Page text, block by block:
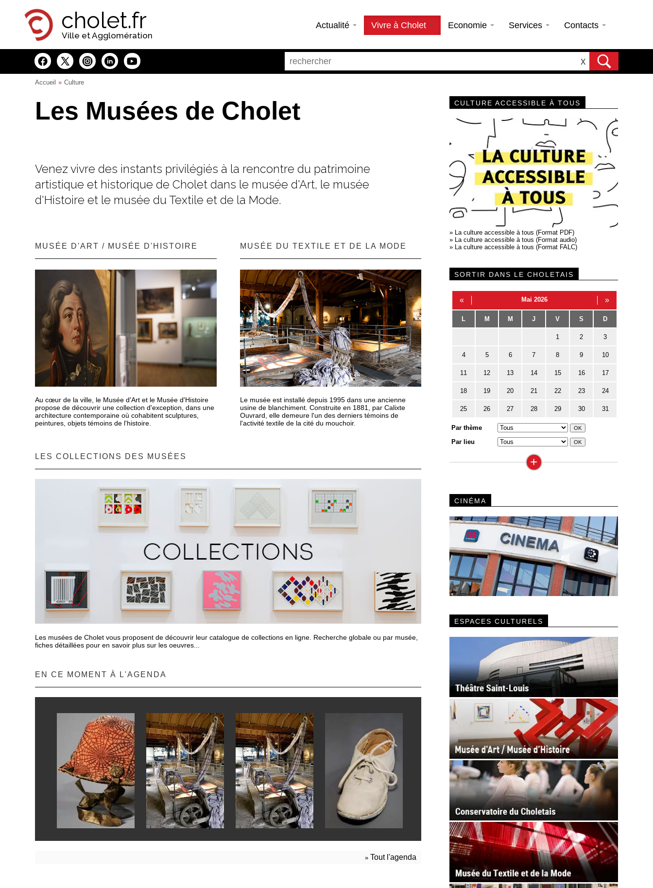
cholet.fr
Ville et Agglomération
Actualité Vivre à Cholet Economie Services Contacts
X
Accueil Culture
Les Musées de Cholet
Venez vivre des instants privilégiés à la rencontre du patrimoine
artistique et historique de Cholet dans le musée d'Art, le musée
d'Histoire et le musée du Textile et de la Mode.
MUSÉE D'ART / MUSÉE D'HISTOIRE
Au cœur de la ville, le Musée d'Art et le Musée d'Histoire
propose de découvrir une collection d'exception, dans une
architecture contemporaine où cohabitent sculptures,
peintures, objets témoins de l'histoire.
MUSÉE DU TEXTILE ET DE LA MODE
Le musée est installé depuis 1995 dans une ancienne
usine de blanchiment. Construite en 1881, par Calixte
Ouvrard, elle demeure l'un des derniers témoins de
l'activité textile de la cité du mouchoir.
LES COLLECTIONS DES MUSÉES
Les musées de Cholet vous proposent de découvrir leur catalogue de collections en ligne. Recherche globale ou par musée,
fiches détaillées pour en savoir plus sur les oeuvres...
EN CE MOMENT À L'AGENDA
» Tout l'agenda
CULTURE ACCESSIBLE À TOUS
» La culture accessible à tous (Format PDF)
» La culture accessible à tous (Format audio)
» La culture accessible à tous (Format FALC)
SORTIR DANS LE CHOLETAIS
« Mai 2026 »
L M M J V S D
1 2 3
4 5 6 7 8 9 10
11 12 13 14 15 16 17
18 19 20 21 22 23 24
25 26 27 28 29 30 31
Par thème
Par lieu
+
CINÉMA
ESPACES CULTURELS